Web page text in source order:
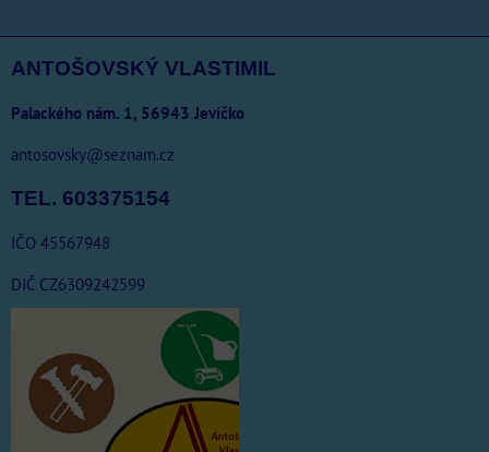
ANTOŠOVSKÝ VLASTIMIL
Palackého nám. 1, 56943 Jevíčko
antosovsky@seznam.cz
TEL. 603375154
IČO 45567948
DIČ CZ6309242599